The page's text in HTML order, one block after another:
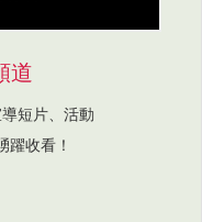
道
短片、活動
躍收看！